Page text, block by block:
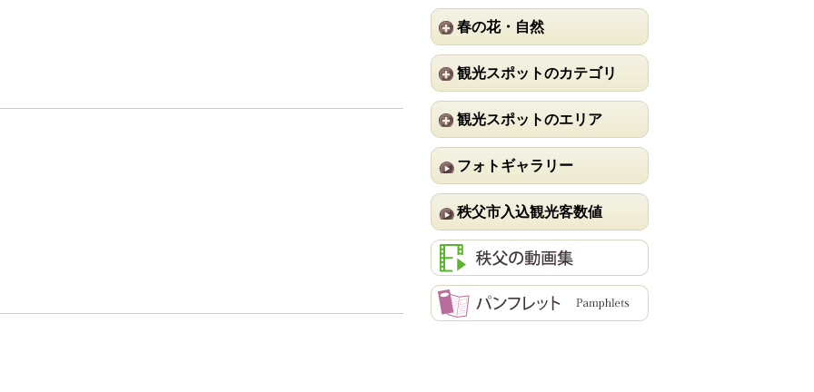
春の花・自然
観光スポットのカテゴリ
観光スポットのエリア
フォトギャラリー
秩父市入込観光客数値